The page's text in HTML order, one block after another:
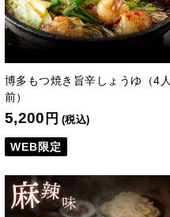
博多もつ焼き旨辛しょうゆ（4人
前）
5,200 円 (税込)
WEB限定